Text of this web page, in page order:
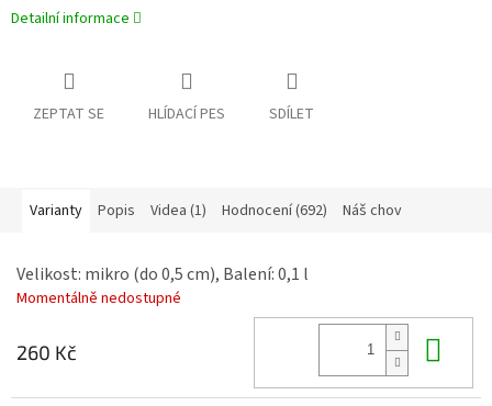
Detailní informace
ZEPTAT SE HLÍDACÍ PES SDÍLET
Varianty Popis Videa (1) Hodnocení (692) Náš chov
Velikost: mikro (do 0,5 cm), Balení: 0,1 l
Momentálně nedostupné
260 Kč